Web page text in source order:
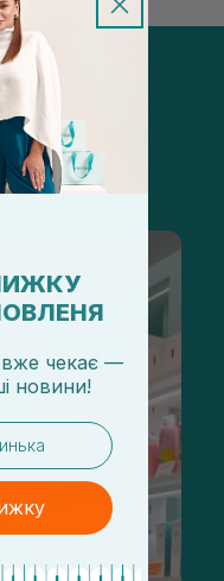
Instagram
вже чекає —
новини!